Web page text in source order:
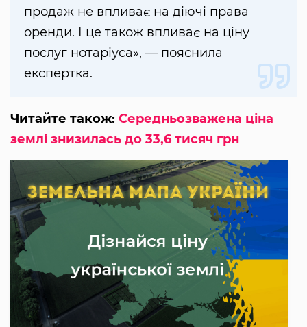
продаж не впливає на діючі права
оренди. І це також впливає на ціну
послуг нотаріуса», — пояснила
експертка.
Читайте також: Середньозважена ціна
землі знизилась до 33,6 тисяч грн